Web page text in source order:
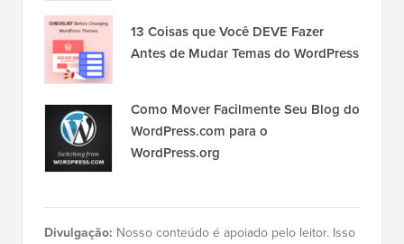
13 Coisas que Você DEVE Fazer
Antes de Mudar Temas do WordPress
Como Mover Facilmente Seu Blog do
WordPress.com para o
WordPress.org
Divulgação: Nosso conteúdo é apoiado pelo leitor. Isso